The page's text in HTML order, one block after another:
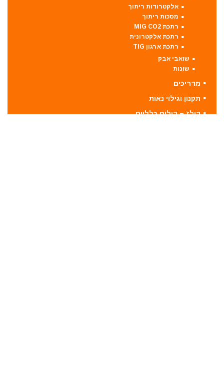
אלקטרודות ריתוך
מסכות ריתוך
רתכת MIG CO2
רתכת אלקטרונית
רתכת ארגון TIG
שואבי אבק
שונות
מדריכים
תקנון וגילוי נאות
דילז – דילים כלליים